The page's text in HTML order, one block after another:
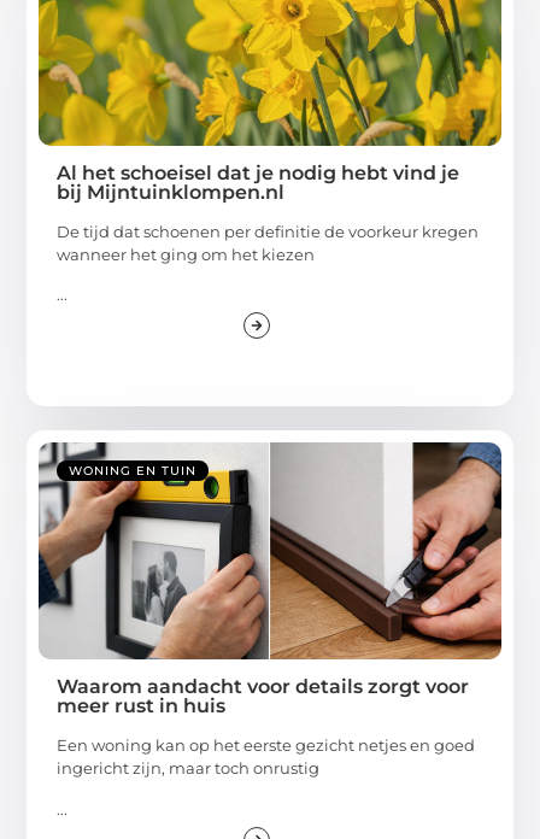
Al het schoeisel dat je nodig hebt vind je
bij Mijntuinklompen.nl
De tijd dat schoenen per definitie de voorkeur kregen
wanneer het ging om het kiezen
...
WONING EN TUIN
Waarom aandacht voor details zorgt voor
meer rust in huis
Een woning kan op het eerste gezicht netjes en goed
ingericht zijn, maar toch onrustig
...